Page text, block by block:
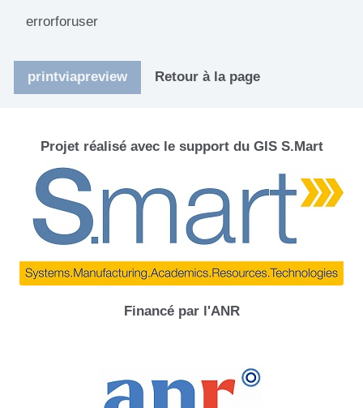
errorforuser
printviapreview Retour à la page
Projet réalisé avec le support du GIS S.Mart
Financé par l'ANR